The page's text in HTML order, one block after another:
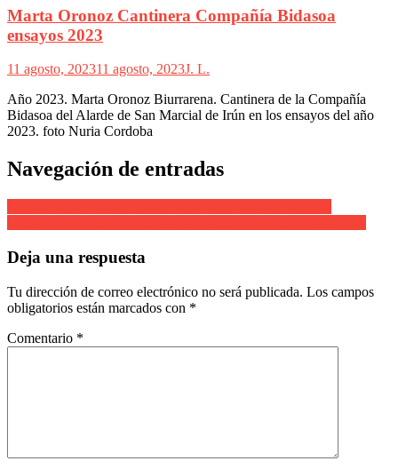
Marta Oronoz Cantinera Compañía Bidasoa
ensayos 2023
11 agosto, 202311 agosto, 2023J. L.
Año 2023. Marta Oronoz Biurrarena. Cantinera de la Compañía
Bidasoa del Alarde de San Marcial de Irún en los ensayos del año
2023. foto Nuria Cordoba
Navegación de entradas
Deja una respuesta
Tu dirección de correo electrónico no será publicada. Los campos
obligatorios están marcados con *
Comentario *